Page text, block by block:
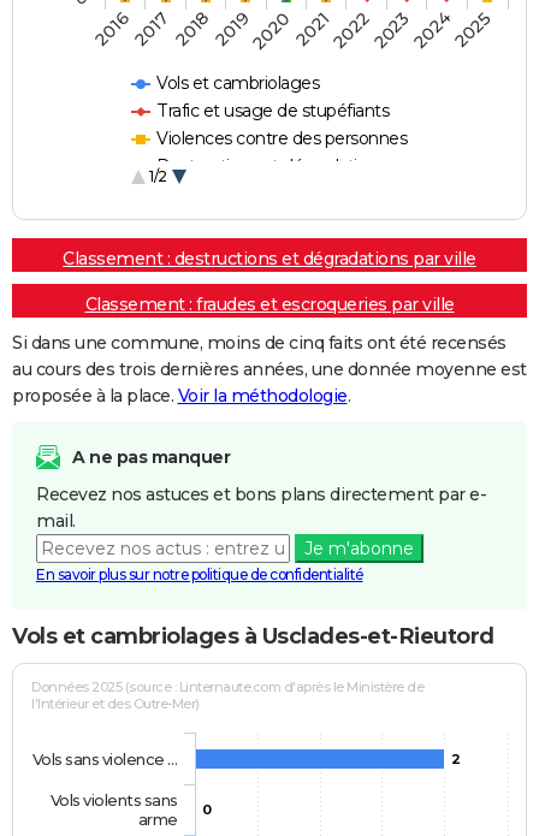
Vols et cambriolages
Trafic et usage de stupéfiants
Violences contre des personnes
Destructions et dégradations
1/2
20162017 20182019202020212022202320242025
Classement : destructions et dégradations par ville
Classement : fraudes et escroqueries par ville
Si dans une commune, moins de cinq faits ont été recensés
au cours des trois dernières années, une donnée moyenne est
proposée à la place. Voir la méthodologie.
A ne pas manquer
Recevez nos astuces et bons plans directement par e-
mail.
Je m'abonne
En savoir plus sur notre politique de confidentialité
Vols et cambriolages à Usclades-et-Rieutord
Données 2025 (source : Linternaute.com d'après le Ministère de
l'Intérieur et des Outre-Mer)
2
0
Vols sans violence …
Vols violents sans
arme